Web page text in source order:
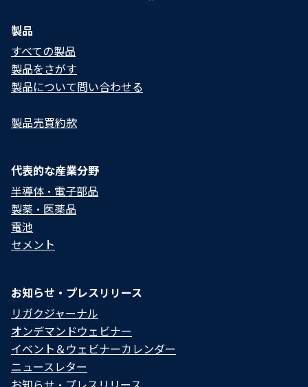
製品
すべての製品
製品をさがす
製品について問い合わせる​
製品売買約款
代表的な産業分野
半導体・電子部品
製薬・医薬品
電池
セメント
お知らせ・プレスリリース
リガクジャーナル
オンデマンドウェビナー
イベント＆ウェビナーカレンダー
ニュースレター